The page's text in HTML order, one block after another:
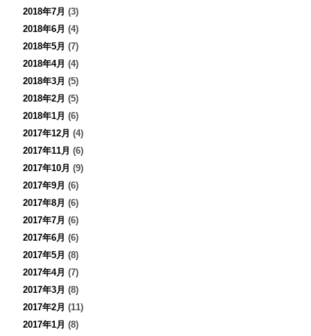
2018年7月 (3)
2018年6月 (4)
2018年5月 (7)
2018年4月 (4)
2018年3月 (5)
2018年2月 (5)
2018年1月 (6)
2017年12月 (4)
2017年11月 (6)
2017年10月 (9)
2017年9月 (6)
2017年8月 (6)
2017年7月 (6)
2017年6月 (6)
2017年5月 (8)
2017年4月 (7)
2017年3月 (8)
2017年2月 (11)
2017年1月 (8)